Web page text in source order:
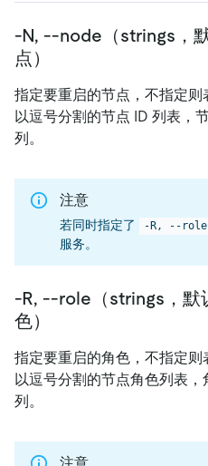
-N, --node（strings，
点）
指定要重启的节点，不指定
以逗号分割的节点 ID 列表，
列。
注意
若同时指定了 -R, --role
服务。
-R, --role（strings，默
色）
指定要重启的角色，不指定
以逗号分割的节点角色列表，
列。